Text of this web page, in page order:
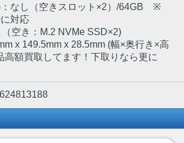
：なし（空きスロット×2）/64GB ※
対応
空き：M.2 NVMe SSD×2)
x 149.5mm x 28.5mm (幅×奥行き×高
額買取してます！下取りなら更に